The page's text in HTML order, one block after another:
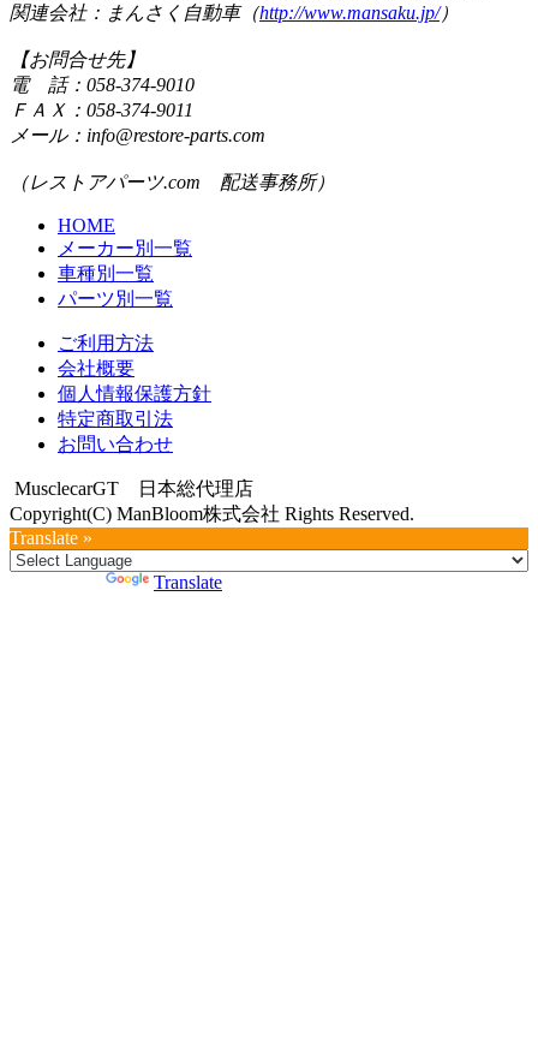
関連会社：まんさく自動車（http://www.mansaku.jp/）
【お問合せ先】
電 話：058-374-9010
ＦＡＸ：058-374-9011
メール：info@restore-parts.com
（レストアパーツ.com 配送事務所）
HOME
メーカー別一覧
車種別一覧
パーツ別一覧
ご利用方法
会社概要
個人情報保護方針
特定商取引法
お問い合わせ
MusclecarGT 日本総代理店
Copyright(C) ManBloom株式会社 Rights Reserved.
Translate »
Translate